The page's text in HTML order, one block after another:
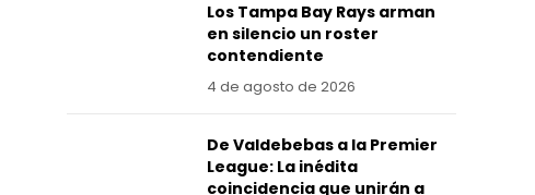
Los Tampa Bay Rays arman
en silencio un roster
contendiente
4 de agosto de 2026
De Valdebebas a la Premier
League: La inédita
coincidencia que unirán a